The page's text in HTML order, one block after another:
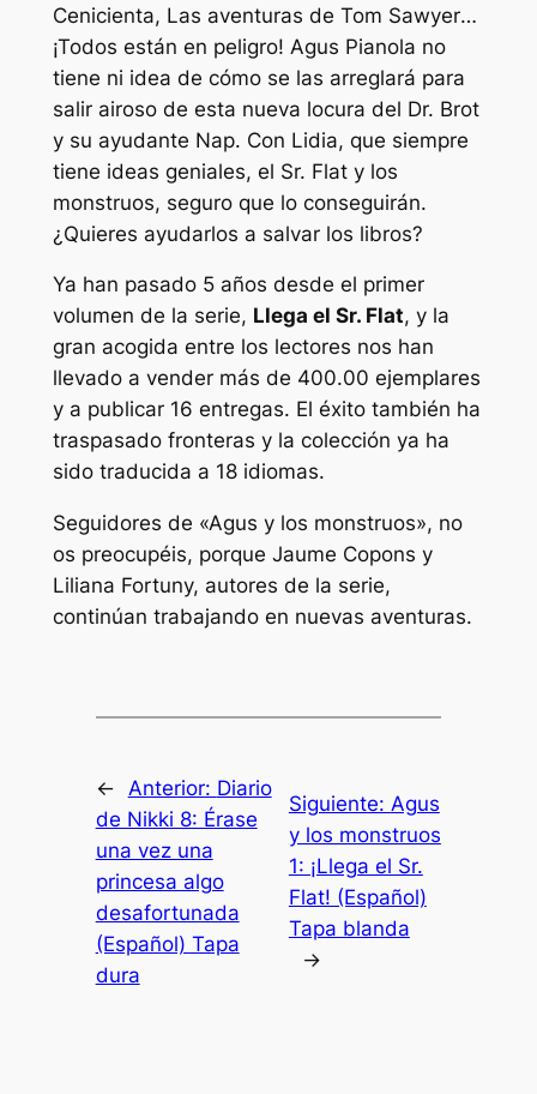
Cenicienta, Las aventuras de Tom Sawyer…
¡Todos están en peligro! Agus Pianola no
tiene ni idea de cómo se las arreglará para
salir airoso de esta nueva locura del Dr. Brot
y su ayudante Nap. Con Lidia, que siempre
tiene ideas geniales, el Sr. Flat y los
monstruos, seguro que lo conseguirán.
¿Quieres ayudarlos a salvar los libros?
Ya han pasado 5 años desde el primer
volumen de la serie, Llega el Sr. Flat, y la
gran acogida entre los lectores nos han
llevado a vender más de 400.00 ejemplares
y a publicar 16 entregas. El éxito también ha
traspasado fronteras y la colección ya ha
sido traducida a 18 idiomas.
Seguidores de «Agus y los monstruos», no
os preocupéis, porque Jaume Copons y
Liliana Fortuny, autores de la serie,
continúan trabajando en nuevas aventuras.
← Anterior: Diario
de Nikki 8: Érase
una vez una
princesa algo
desafortunada
(Español) Tapa
dura
Siguiente: Agus
y los monstruos
1: ¡Llega el Sr.
Flat! (Español)
Tapa blanda
→